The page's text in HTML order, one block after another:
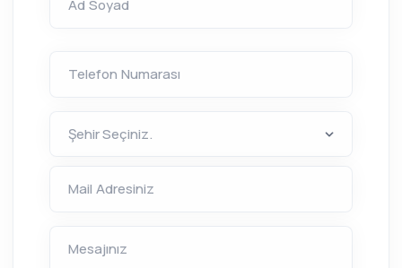
Ad Soyad
Telefon Numarası
Mail Adresiniz
Mesajınız